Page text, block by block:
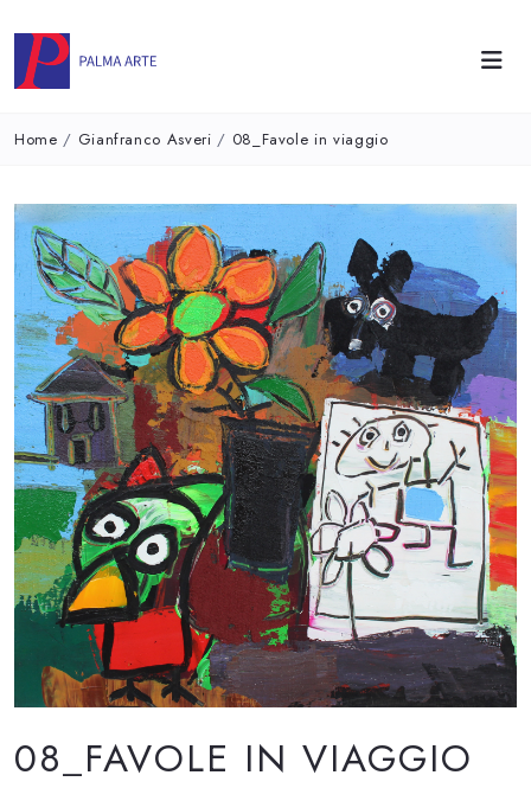
Home / Gianfranco Asveri / 08_Favole in viaggio
08_FAVOLE IN VIAGGIO